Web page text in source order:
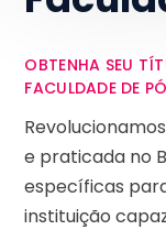
OBTENHA SEU
FACULDADE DE
e praticada no
específicas
instituição